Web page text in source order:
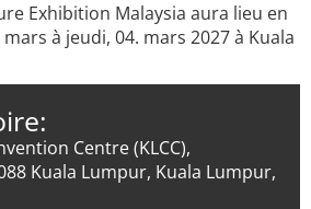
Exhibition Malaysia aura lieu en
à jeudi, 04. mars 2027 à Kuala
Centre (KLCC),
Kuala Lumpur, Kuala Lumpur,